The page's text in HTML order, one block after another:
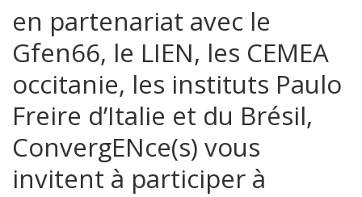
en partenariat avec le
Gfen66, le LIEN, les CEMEA
occitanie, les instituts Paulo
Freire d’Italie et du Brésil,
ConvergENce(s) vous
invitent à participer à